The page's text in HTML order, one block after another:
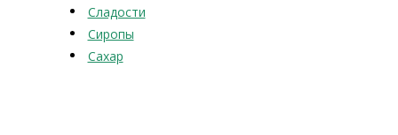
Сладости
Сиропы
Сахар